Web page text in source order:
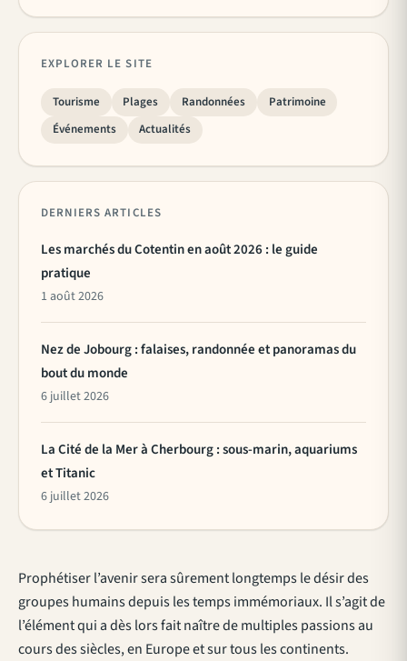
Prophétiser l’avenir sera sûrement longtemps le désir des
groupes humains depuis les temps immémoriaux. Il s’agit de
l’élément qui a dès lors fait naître de multiples passions au
cours des siècles, en Europe et sur tous les continents.
EXPLORER LE SITE
Tourisme Plages Randonnées
Patrimoine
Événements
Actualités
DERNIERS ARTICLES
Les marchés du Cotentin en août 2026 : le guide
pratique
1 août 2026
Nez de Jobourg : falaises, randonnée et panoramas du
bout du monde
6 juillet 2026
La Cité de la Mer à Cherbourg : sous-marin, aquariums
et Titanic
6 juillet 2026